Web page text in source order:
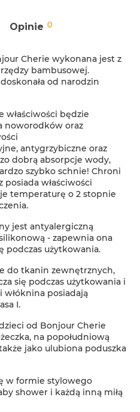
Opinie 0
Cherie wykonana jest z
bambusowej.
od narodzin
właściwości będzie
noworodków oraz
antygrzybiczne oraz
dobrą absorpcje wody,
szybko schnie! Chroni
właściwości
temperaturę o 2 stopnie
jest antyalergiczną
- zapewnia ona
podczas użytkowania.
do tkanin zewnętrznych,
się podczas użytkowania i
posiadają
I.
od Bonjour Cherie
na popołudniową
jako ulubiona poduszka
w formie stylowego
shower i każdą inną miłą